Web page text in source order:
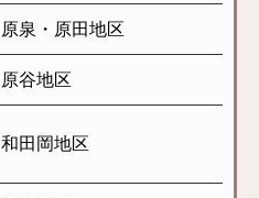
原泉・原田地区
原谷地区
和田岡地区